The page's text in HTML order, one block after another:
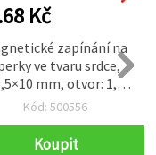
Kč
zapínání na
ve tvaru srdce,
mm, otvor: 1,2
mm, mix barev – 4 ks
Kód: 500556
Koupit